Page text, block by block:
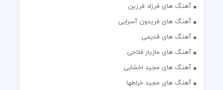
آهنگ های فرزاد فرزین
آهنگ های فریدون آسرایی
آهنگ های قدیمی
آهنگ های مازیار فلاحی
آهنگ های مجید اخشابی
آهنگ های مجید خراطها